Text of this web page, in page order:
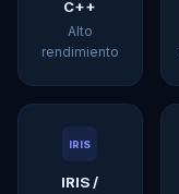
C++
Alto
rendimiento
IRIS
IRIS /